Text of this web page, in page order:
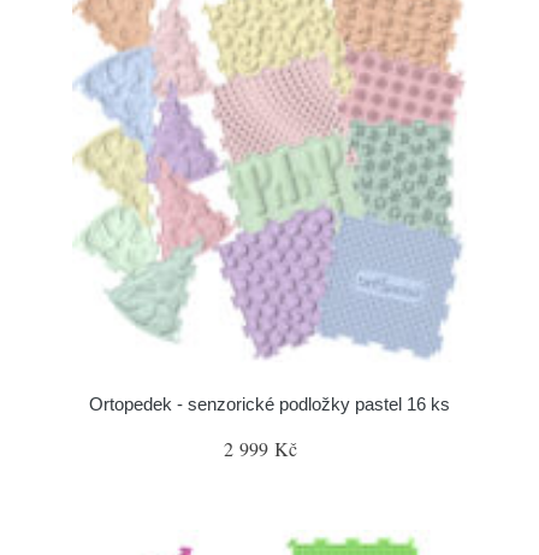
Ortopedek - senzorické podložky pastel 16 ks
2 999 Kč